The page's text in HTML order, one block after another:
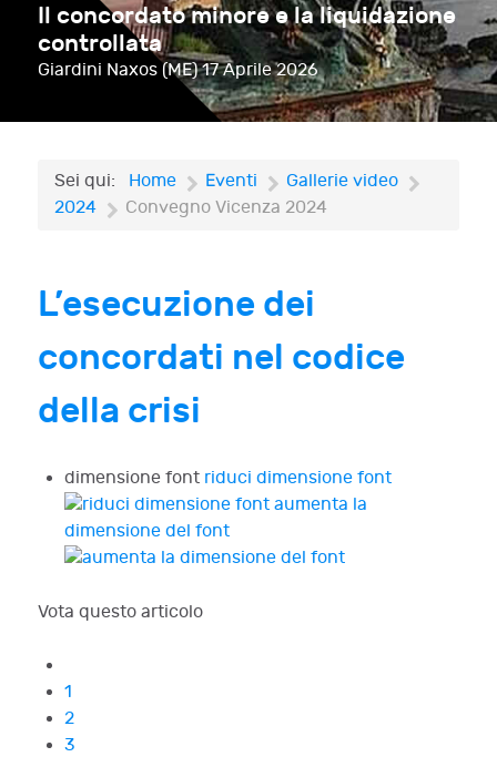
Il concordato minore e la liquidazione
controllata
Giardini Naxos (ME) 17 Aprile 2026
Sei qui: Home Eventi
Gallerie video
2024
Convegno Vicenza 2024
L’esecuzione dei
concordati nel codice
della crisi
dimensione font riduci dimensione font
aumenta la
dimensione del font
Vota questo articolo
1
2
3